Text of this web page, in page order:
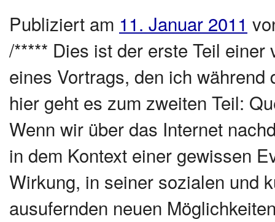
Publiziert am 11. Januar 2011
/***** Dies ist der erste Teil
eines Vortrags, den ich
hier geht es zum zweiten Teil:
Wenn wir über das Internet
in dem Kontext einer gewissen
Wirkung, in seiner sozialen und
ausufernden neuen